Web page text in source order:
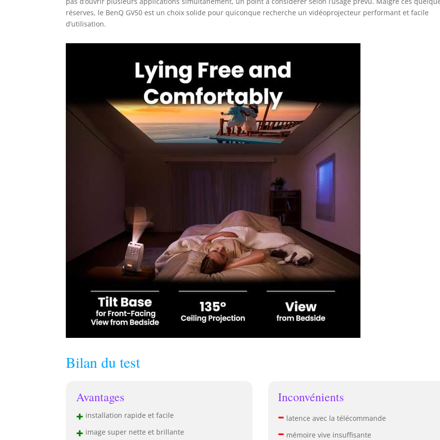
réserves, le BenQ GV50 est un choix solide pour quiconque recherche un vidéoprojecteur performant et facile
d’utilisation.
Bilan du test
Avantages
+ installation rapide et facile
+ image super nette et brillante
Inconvénients
– latence avec la télécommande
– mémoire vive insuffisante